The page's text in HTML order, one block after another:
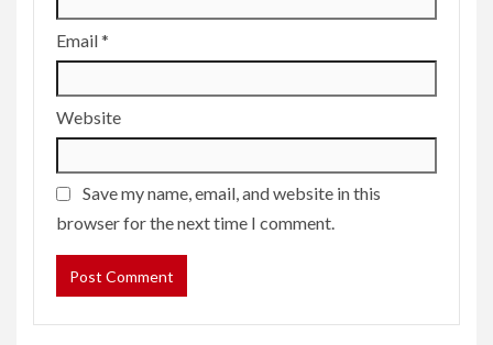
Email*
Website
Save my name, email, and website in this
browser for the next time I comment.